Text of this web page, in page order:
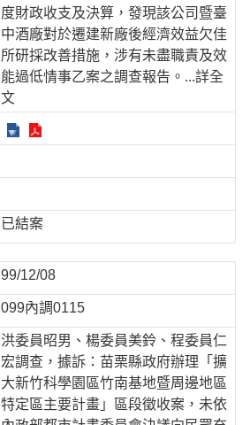
度財政收支及決算，發現該公司暨臺
中酒廠對於遷建新廠後經濟效益欠佳
所研採改善措施，涉有未盡職責及效
能過低情事乙案之調查報告。 ...詳全
文
已結案
99/12/08
099內調0115
洪委員昭男、楊委員美鈴、程委員仁
宏調查，據訴：苗栗縣政府辦理「擴
大新竹科學園區竹南基地暨周邊地區
特定區主要計畫」區段徵收案，未依